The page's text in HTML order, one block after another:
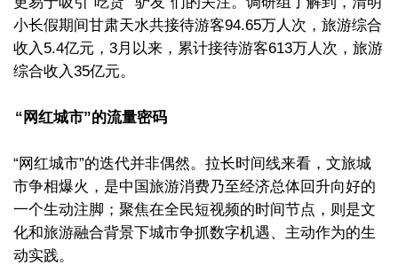
小长假期间甘肃天水共接待游客94.65万人次，旅游综合
收入5.4亿元，3月以来，累计接待游客613万人次，旅游
综合收入35亿元。
“网红城市”的流量密码
“网红城市”的迭代并非偶然。拉长时间线来看，文旅城
市争相爆火，是中国旅游消费乃至经济总体回升向好的
一个生动注脚；聚焦在全民短视频的时间节点，则是文
化和旅游融合背景下城市争抓数字机遇、主动作为的生
动实践。